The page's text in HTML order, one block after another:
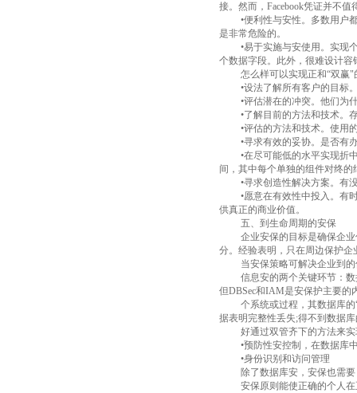
接。然而， Facebook凭证并不值
•便利性与安性。多数用户
是非常危险的。
•易于实施与安使用。实现
个数据字段。此外，很难设计
怎么样可以实现正和“双赢
•设法了解所有客户的目标
•评估潜在的冲突。他们为
•了解目前的方法和技术。
•评估的方法和技术。使用
•寻求有效的妥协。是否有
•在尽可能低的水平实现折
间，其中每个单独的组件对终
•寻求创造性解决方案。有
•愿意在有效性中投入。有
供真正的商业价值。
五、到生命周期的安保
企业安保的目标是确保企
分。经验表明，只在周边保护
当安保策略可解决企业到
信息安的两个关键环节：
但DBSec和IAM是安保护主要的
个系统或过程，其数据库
据表明完整性丢失;得不到数据
好通过双管齐下的方法来
•预防性安控制，在数据库
•身份识别和访问管理
除了数据库安，安保也需
安保原则能使正确的个人